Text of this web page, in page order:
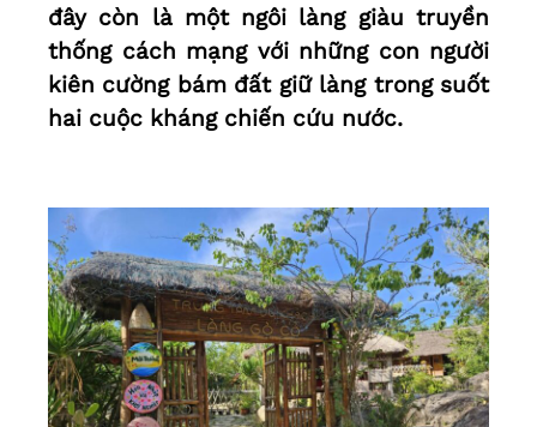
đây còn là một ngôi làng giàu truyền
thống cách mạng với những con người
kiên cường bám đất giữ làng trong suốt
hai cuộc kháng chiến cứu nước.